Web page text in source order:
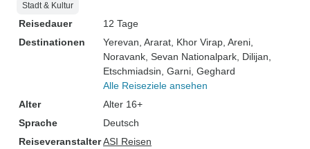
Stadt & Kultur
Reisedauer
12 Tage
Destinationen
Yerevan , Ararat , Khor Virap , Areni
Noravank , Sevan Nationalpark , Dilijan
Etschmiadsin , Garni , Geghard
Alle Reiseziele ansehen
Alter
Alter 16+
Sprache
Deutsch
ReiseveranstalterASI Reisen